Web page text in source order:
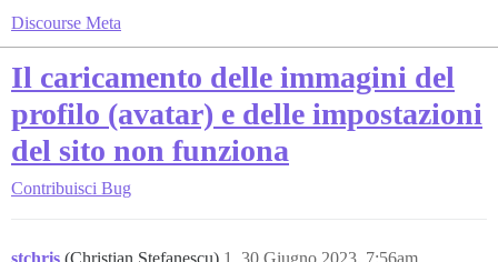
Discourse Meta
Il caricamento delle immagini del
profilo (avatar) e delle impostazioni
del sito non funziona
Contribuisci Bug
stchris (Christian Stefanescu) 30 Giugno 2023, 7:56am
1